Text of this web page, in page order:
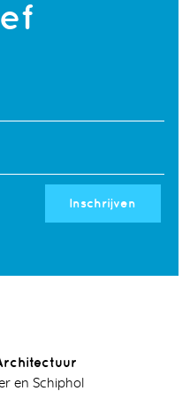
Inschrijven
en Schiphol